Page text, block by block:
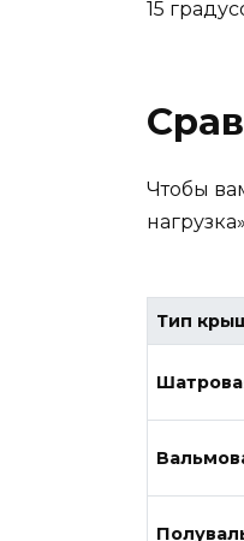
15
Чтобы
Тип